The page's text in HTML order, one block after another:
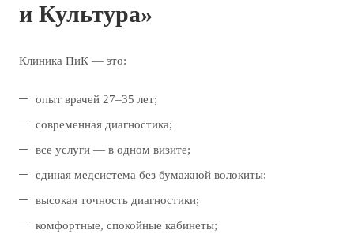
и Культура»
Клиника ПиК — это:
опыт врачей 27–35 лет;
современная диагностика;
все услуги — в одном визите;
единая медсистема без бумажной волокиты;
высокая точность диагностики;
комфортные, спокойные кабинеты;